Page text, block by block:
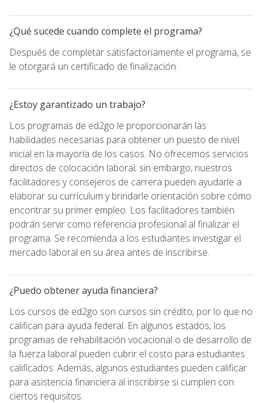
¿Qué sucede cuando complete el programa?
Después de completar satisfactoriamente el programa, se
le otorgará un certificado de finalización.
¿Estoy garantizado un trabajo?
Los programas de ed2go le proporcionarán las
habilidades necesarias para obtener un puesto de nivel
inicial en la mayoría de los casos. No ofrecemos servicios
directos de colocación laboral; sin embargo, nuestros
facilitadores y consejeros de carrera pueden ayudarle a
elaborar su currículum y brindarle orientación sobre cómo
encontrar su primer empleo. Los facilitadores también
podrán servir como referencia profesional al finalizar el
programa. Se recomienda a los estudiantes investigar el
mercado laboral en su área antes de inscribirse.
¿Puedo obtener ayuda financiera?
Los cursos de ed2go son cursos sin crédito, por lo que no
califican para ayuda federal. En algunos estados, los
programas de rehabilitación vocacional o de desarrollo de
la fuerza laboral pueden cubrir el costo para estudiantes
calificados. Además, algunos estudiantes pueden calificar
para asistencia financiera al inscribirse si cumplen con
ciertos requisitos.